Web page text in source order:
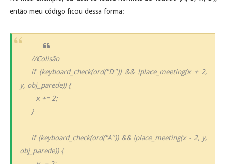
então meu código ficou dessa forma:
//Colisão
if (keyboard_check(ord("D")) && !place_meeting(x + 2,
y, obj_parede)) {
x += 2;
}
if (keyboard_check(ord("A")) && !place_meeting(x - 2, y,
obj_parede)) {